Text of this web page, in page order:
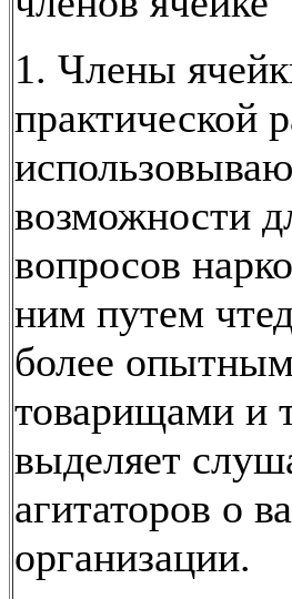
1. Члены
практической
возможности
вопросов
ним путем
более
товарищами и
выделяет
агитаторов о
организации.